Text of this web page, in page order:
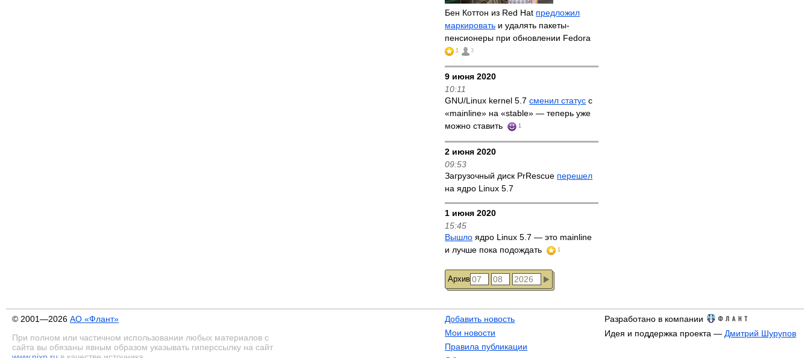
Бен Коттон из Red Hat предложил
маркировать и удалять пакеты-
пенсионеры при обновлении Fedora
1 3
9 июня 2020
10:11
GNU/Linux kernel 5.7сменил статус с
«mainline» на «stable» — теперь уже
можно ставить
1
2 июня 2020
09:53
Загрузочный диск PrRescue перешел
на ядро Linux 5.7
1 июня 2020
15:45
Вышло ядро Linux 5.7 — это mainline
и лучше пока подождать
1
Архив
© 2001—2026 АО «Флант»
При полном или частичном использовании любых материалов с
сайта вы обязаны явным образом указывать гиперссылку на сайт
Добавить новость
Мои новости
Правила публикации
Разработано в компании
Идея и поддержка проекта — Дмитрий Шурупов